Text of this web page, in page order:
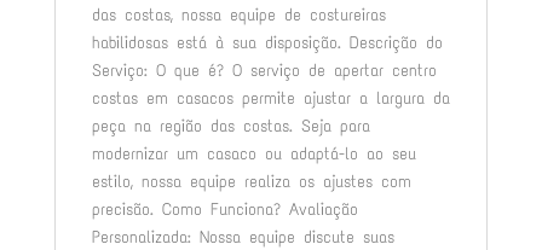
das costas, nossa equipe de costureiras
habilidosas está à sua disposição. Descrição do
Serviço: O que é? O serviço de apertar centro
costas em casacos permite ajustar a largura da
peça na região das costas. Seja para
modernizar um casaco ou adaptá-lo ao seu
estilo, nossa equipe realiza os ajustes com
precisão. Como Funciona? Avaliação
Personalizada: Nossa equipe discute suas